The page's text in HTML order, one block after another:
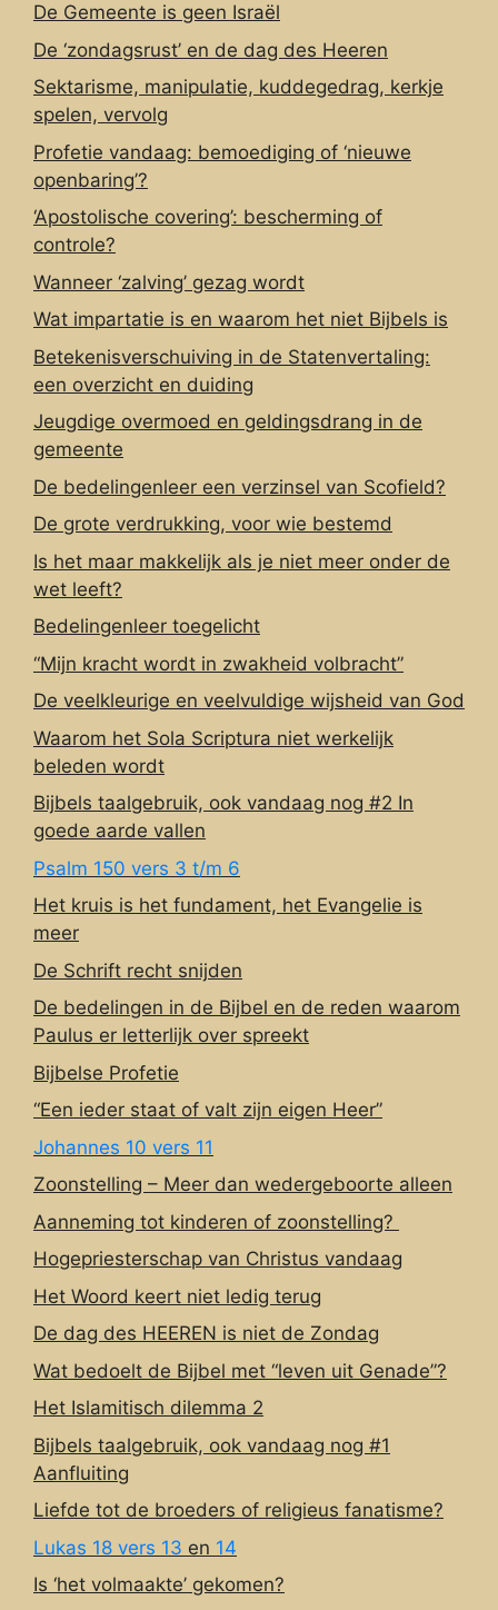
De Gemeente is geen Israël
De ‘zondagsrust’ en de dag des Heeren
Sektarisme, manipulatie, kuddegedrag, kerkje
spelen, vervolg
Profetie vandaag: bemoediging of ‘nieuwe
openbaring’?
‘Apostolische covering’: bescherming of
controle?
Wanneer ‘zalving’ gezag wordt
Wat impartatie is en waarom het niet Bijbels is
Betekenisverschuiving in de Statenvertaling:
een overzicht en duiding
Jeugdige overmoed en geldingsdrang in de
gemeente
De bedelingenleer een verzinsel van Scofield?
De grote verdrukking, voor wie bestemd
Is het maar makkelijk als je niet meer onder de
wet leeft?
Bedelingenleer toegelicht
“Mijn kracht wordt in zwakheid volbracht”
De veelkleurige en veelvuldige wijsheid van God
Waarom het Sola Scriptura niet werkelijk
beleden wordt
Bijbels taalgebruik, ook vandaag nog #2 In
goede aarde vallen
Psalm 150 vers 3 t/m 6
Het kruis is het fundament, het Evangelie is
meer
De Schrift recht snijden
De bedelingen in de Bijbel en de reden waarom
Paulus er letterlijk over spreekt
Bijbelse Profetie
“Een ieder staat of valt zijn eigen Heer”
Johannes 10 vers 11
Zoonstelling – Meer dan wedergeboorte alleen
Aanneming tot kinderen of zoonstelling?
Hogepriesterschap van Christus vandaag
Het Woord keert niet ledig terug
De dag des HEEREN is niet de Zondag
Wat bedoelt de Bijbel met “leven uit Genade”?
Het Islamitisch dilemma 2
Bijbels taalgebruik, ook vandaag nog #1
Aanfluiting
Liefde tot de broeders of religieus fanatisme?
Lukas 18 vers 13 en 14
Is ‘het volmaakte’ gekomen?